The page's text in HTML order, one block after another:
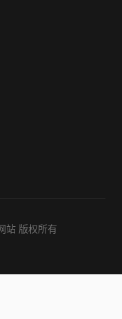
站 版权所有